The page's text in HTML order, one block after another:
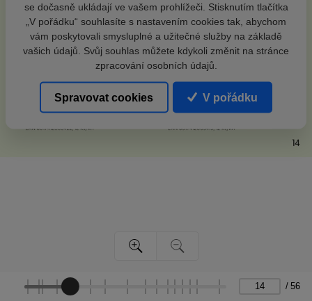
/ 56
se dočasně ukládají ve vašem prohlížeči. Stisknutím tlačítka
„V pořádku“ souhlasíte s nastavením cookies tak, abychom
vám poskytovali smysluplné a užitečné služby na základě
vašich údajů. Svůj souhlas můžete kdykoli změnit na stránce
zpracování osobních údajů.
Spravovat cookies V pořádku